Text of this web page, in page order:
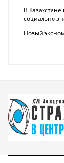
В
социально
Новый